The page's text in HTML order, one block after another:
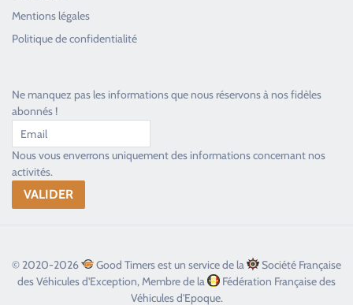
Mentions légales
Politique de confidentialité
Ne manquez pas les informations que nous réservons à nos fidèles
abonnés !
Nous vous enverrons uniquement des informations concernant nos
activités.
© 2020-2026 Good Timers est un service de la
Société Française
des Véhicules d'Exception, Membre de la
Fédération Française des
Véhicules d'Epoque.
Toujours heureux d'aider les passionnés